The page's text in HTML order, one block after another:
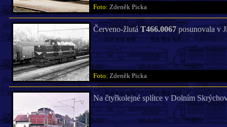
Foto: Zdeněk Picka
Červeno-žlutá T466.0067posunovala v
Foto: Zdeněk Picka
Na čtyřkolejné splítce v Dolním